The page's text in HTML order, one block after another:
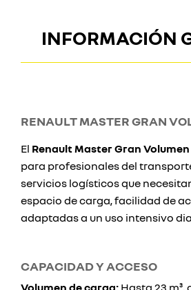
INFORMACIÓN
RENAULT MASTER GRAN
El Renault Master Gran Volumen
para profesionales del
servicios logísticos que
espacio de carga, facilidad de
adaptadas a un uso intensivo
CAPACIDAD Y ACCESO
Volumen de carga: Hasta 23 m³,